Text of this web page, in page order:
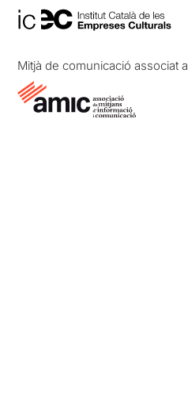
Mitjà de comunicació associat a